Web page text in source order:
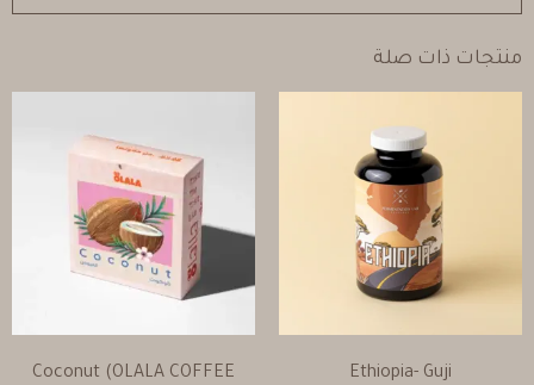
منتجات ذات صلة
Ethiopia- Guji
Coconut (OLALA COFFEE